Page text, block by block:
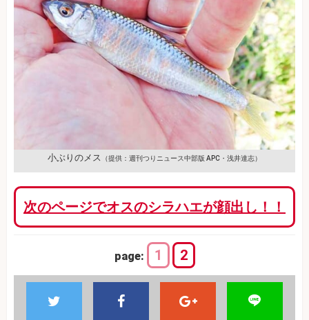
小ぶりのメス （提供：週刊つりニュース中部版 APC・浅井達志）
次のページでオスのシラハエが顔出し！！
page: 1 2